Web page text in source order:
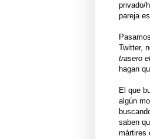
privado/
pareja
Twitter,
trasero
hagan
El que
algún
saben
mártires